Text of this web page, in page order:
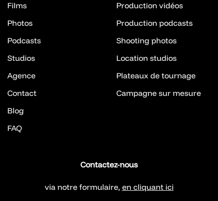
Films
Photos
Podcasts
Studios
Agence
Contact
Blog
FAQ
Production vidéos
Production podcasts
Shooting photos
Location studios
Plateaux de tournage
Campagne sur mesure
Contactez-nous
via notre formulaire, en cliquant ici